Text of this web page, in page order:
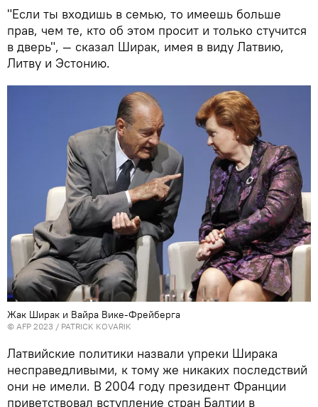
"Если ты входишь в семью, то имеешь больше
прав, чем те, кто об этом просит и только стучится
в дверь", — сказал Ширак, имея в виду Латвию,
Литву и Эстонию.
Жак Ширак и Вайра Вике-Фрейберга
© AFP 2023 / PATRICK KOVARIK
Латвийские политики назвали упреки Ширака
несправедливыми, к тому же никаких последствий
они не имели. В 2004 году президент Франции
приветствовал вступление стран Балтии в